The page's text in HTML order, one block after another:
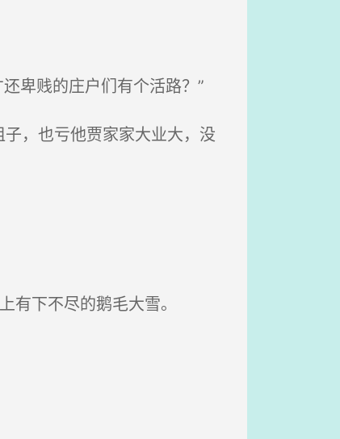
卑贱的庄户们有个活路？”
，也亏他贾家家大业大，没
下不尽的鹅毛大雪。